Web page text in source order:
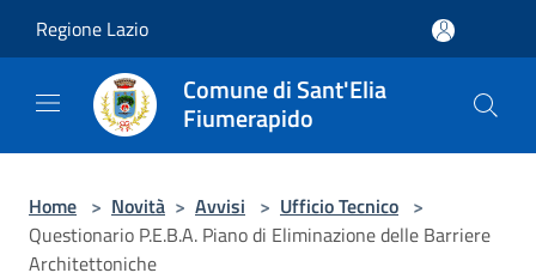
Regione Lazio
Comune di Sant'Elia
Fiumerapido
Home > Novità > Avvisi > Ufficio Tecnico >
Questionario P.E.B.A. Piano di Eliminazione delle Barriere
Architettoniche